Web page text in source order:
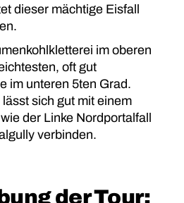
dieser mächtige Eisfall
im oberen
oft gut
im unteren 5ten Grad.
sich gut mit einem
der Linke Nordportalfall
verbinden.
der Tour: